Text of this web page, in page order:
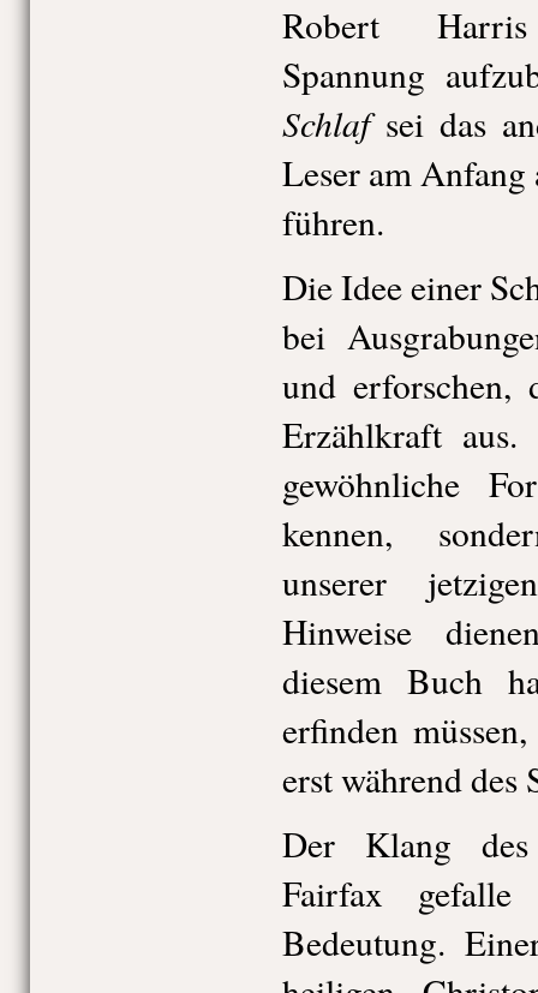
Robert
Spannung
Schlafsei das
Leser am
führen.
Die Idee einer
bei
und erforschen,
Erzählkraft
gewöhnliche
kennen,
unserer
Hinweise
diesem Buch
erfinden
erst während des
Der Klang des
Fairfax
Bedeutung.